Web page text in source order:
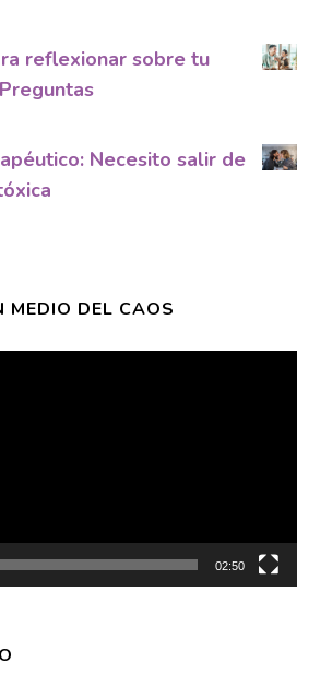
reflexionar sobre tu
Necesito salir de
MEDIO DEL CAOS
02:50